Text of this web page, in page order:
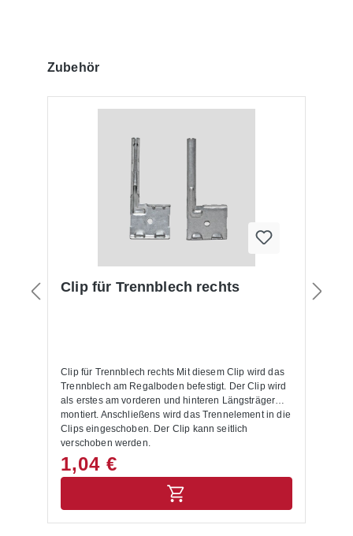
Produktgalerie überspringen
Zubehör
Clip für Trennblech rechts
Clip für Trennblech rechts Mit diesem Clip wird das
Trennblech am Regalboden befestigt. Der Clip wird
als erstes am vorderen und hinteren Längsträger
montiert. Anschließens wird das Trennelement in die
Clips eingeschoben. Der Clip kann seitlich
verschoben werden.
1,04 €